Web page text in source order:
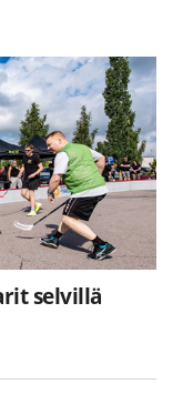
selvillä